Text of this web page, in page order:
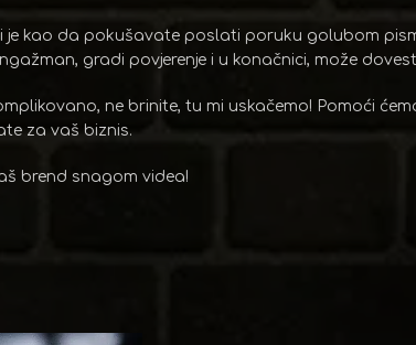
je kao da pokušavate poslati poruku golubom
gradi povjerenje i u konačnici, može
ne brinite, tu mi uskačemo! Pomoći
za vaš biznis.
brend snagom videa!